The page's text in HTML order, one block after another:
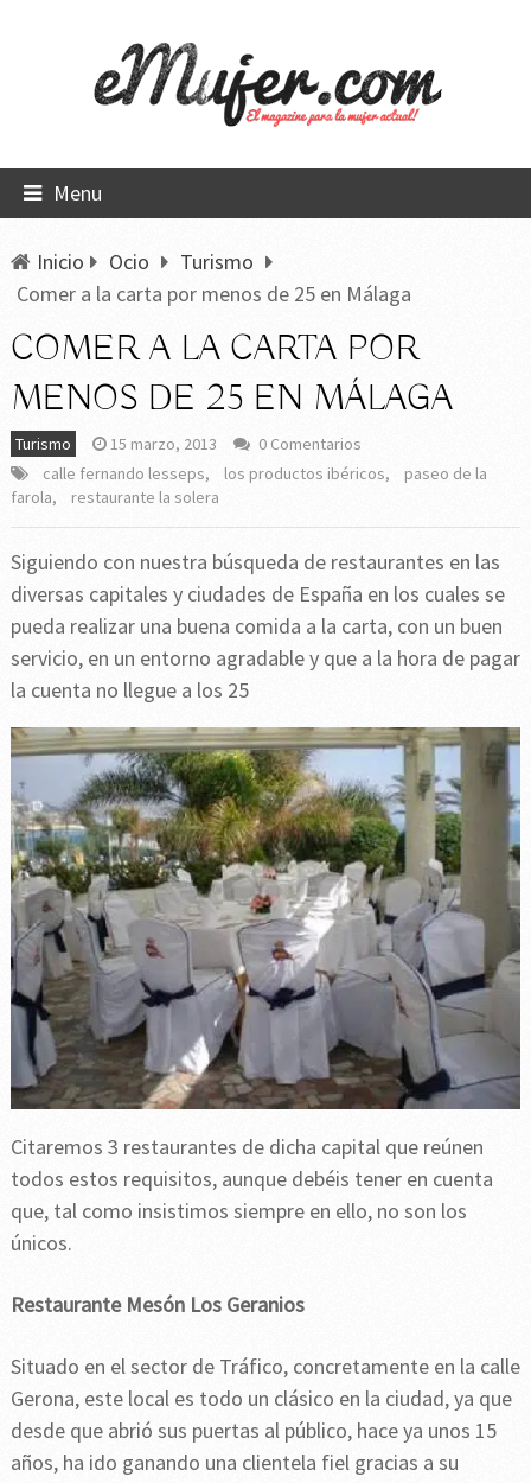
Menu
Inicio Ocio
Turismo
Comer a la carta por menos de 25 en Málaga
COMER A LA CARTA POR
MENOS DE 25 EN MÁLAGA
Turismo 15 marzo, 2013
0 Comentarios
calle fernando lesseps, los productos ibéricos,
paseo de la
farola, restaurante la solera
Siguiendo con nuestra búsqueda de restaurantes en las
diversas capitales y ciudades de España en los cuales se
pueda realizar una buena comida a la carta, con un buen
servicio, en un entorno agradable y que a la hora de pagar
la cuenta no llegue a los 25
Citaremos 3 restaurantes de dicha capital que reúnen
todos estos requisitos, aunque debéis tener en cuenta
que, tal como insistimos siempre en ello, no son los
únicos.
Restaurante Mesón Los Geranios
Situado en el sector de Tráfico, concretamente en la calle
Gerona, este local es todo un clásico en la ciudad, ya que
desde que abrió sus puertas al público, hace ya unos 15
años, ha ido ganando una clientela fiel gracias a su